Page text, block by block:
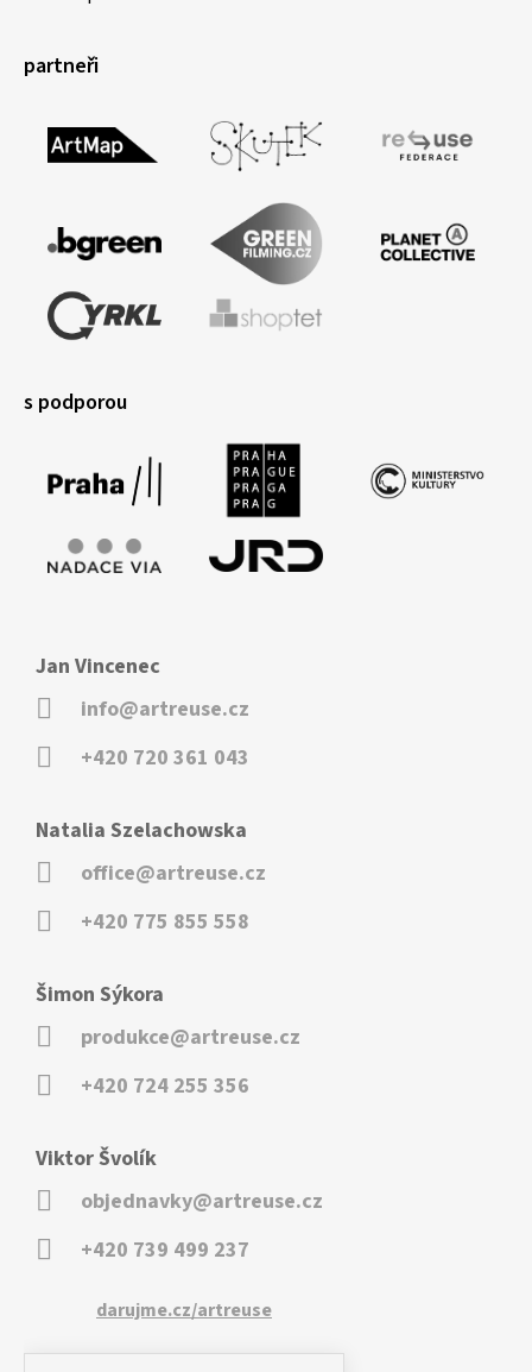
partneři
s podporou
Jan Vincenec
info@artreuse.cz
+420 720 361 043
Natalia Szelachowska
office@artreuse.cz
+420 775 855 558
Šimon Sýkora
produkce@artreuse.cz
+420 724 255 356
Viktor Švolík
objednavky@artreuse.cz
+420 739 499 237
darujme.cz/artreuse